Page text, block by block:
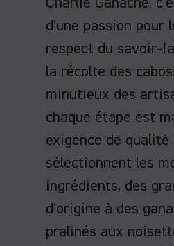
Charlie Ganache,
d'une passion pour
respect du savoir-
la récolte des
minutieux des
chaque étape est
exigence de qualité
sélectionnent les
ingrédients, des
d'origine à des
pralinés aux